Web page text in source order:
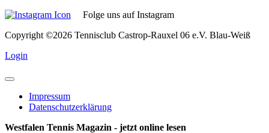
Folge uns auf Instagram
Copyright ©2026 Tennisclub Castrop-Rauxel 06 e.V. Blau-Weiß
Login
Impressum
Datenschutzerklärung
Westfalen Tennis Magazin - jetzt online lesen